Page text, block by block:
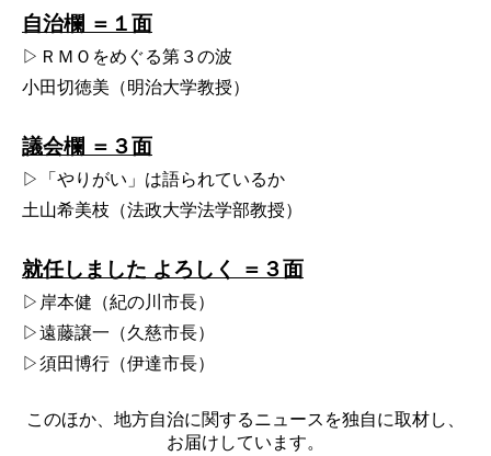
自治欄 ＝１面
▷ＲＭＯをめぐる第３の波
小田切徳美（明治大学教授）
議会欄 ＝３面
▷「やりがい」は語られているか
土山希美枝（法政大学法学部教授）
就任しました よろしく ＝３面
▷岸本健（紀の川市長）
▷遠藤譲一（久慈市長）
▷須田博行（伊達市長）
このほか、地方自治に関するニュースを独自に取材し、
お届けしています。